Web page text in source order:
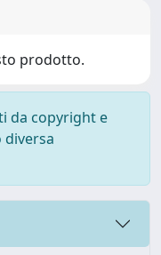
prodotto.
da copyright e